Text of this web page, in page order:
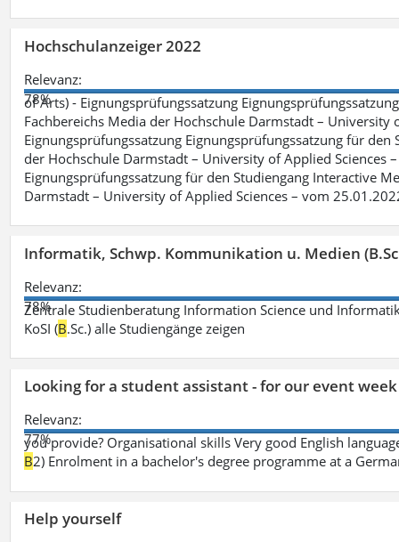
Hochschulanzeiger 2022
Relevanz:
78%
of Arts) - Eignungsprüfungssatzung
Fachbereichs Media der Hochschule Darmstadt –
Eignungsprüfungssatzung Eignungsprüfungssatzung für den
der Hochschule Darmstadt – University of Applied Sciences
Eignungsprüfungssatzung für den Studiengang Interactive
Darmstadt – University of Applied Sciences – vom
Informatik, Schwp. Kommunikation u. Medien
Relevanz:
78%
Zentrale Studienberatung Information Science und
KoSI (B.Sc.) alle Studiengänge zeigen
Looking for a student assistant - for our event week
Relevanz:
77%
you provide? Organisational skills Very good English
B2) Enrolment in a bachelor's degree programme at a
Help yourself